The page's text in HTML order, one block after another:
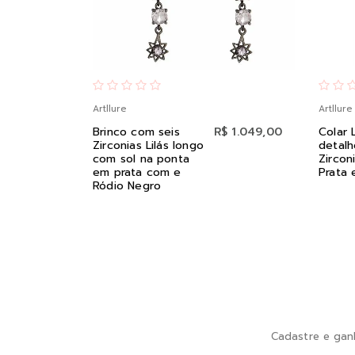
Artllure
Brinco com seis
Zirconias Lilás longo
com sol na ponta
em prata com e
Ródio Negro
R$ 1.049,00
Artllure
Colar
Prata
Cadastre e